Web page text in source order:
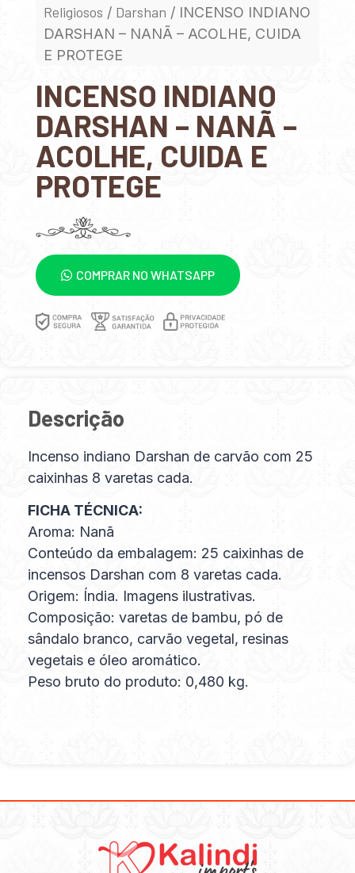
Religiosos / Darshan / INCENSO INDIANO
DARSHAN – NANÃ – ACOLHE, CUIDA
E PROTEGE
INCENSO INDIANO
DARSHAN – NANÃ –
ACOLHE, CUIDA E
PROTEGE
COMPRAR NO WHATSAPP
Descrição
Incenso indiano Darshan de carvão com 25
caixinhas 8 varetas cada.
FICHA TÉCNICA:
Aroma: Nanã
Conteúdo da embalagem: 25 caixinhas de
incensos Darshan com 8 varetas cada.
Origem: Índia. Imagens ilustrativas.
Composição: varetas de bambu, pó de
sândalo branco, carvão vegetal, resinas
vegetais e óleo aromático.
Peso bruto do produto: 0,480 kg.